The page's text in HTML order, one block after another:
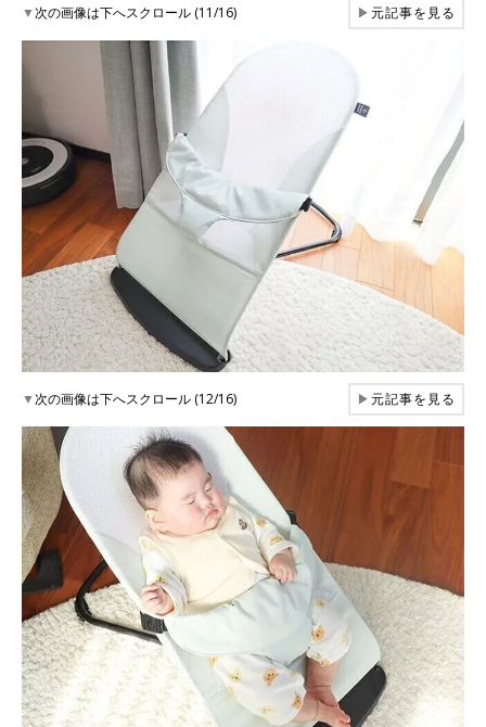
▼次の画像は下へスクロール (11/16) ▶元記事を見る
▼次の画像は下へスクロール (12/16) ▶元記事を見る